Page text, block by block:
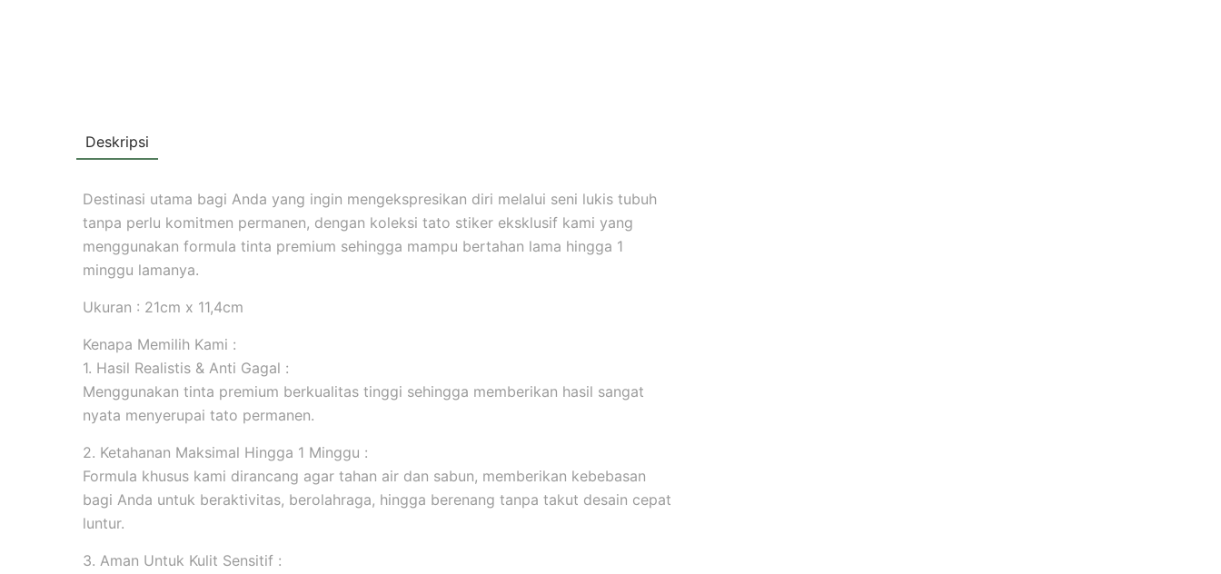
Deskripsi
Destinasi utama bagi Anda yang ingin mengekspresikan diri melalui seni lukis tubuh
tanpa perlu komitmen permanen, dengan koleksi tato stiker eksklusif kami yang
menggunakan formula tinta premium sehingga mampu bertahan lama hingga 1
minggu lamanya.
Ukuran : 21cm x 11,4cm
Kenapa Memilih Kami :
1. Hasil Realistis & Anti Gagal :
Menggunakan tinta premium berkualitas tinggi sehingga memberikan hasil sangat
nyata menyerupai tato permanen.
2. Ketahanan Maksimal Hingga 1 Minggu :
Formula khusus kami dirancang agar tahan air dan sabun, memberikan kebebasan
bagi Anda untuk beraktivitas, berolahraga, hingga berenang tanpa takut desain cepat
luntur.
3. Aman Untuk Kulit Sensitif :